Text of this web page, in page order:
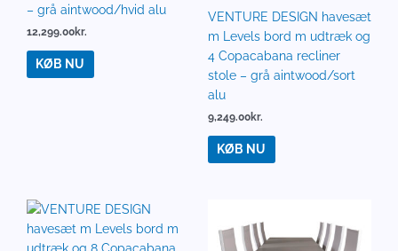
– grå aintwood/hvid alu
12,299.00kr.
KØB NU
VENTURE DESIGN havesæt
m Levels bord m udtræk og
4 Copacabana recliner
stole – grå aintwood/sort
alu
9,249.00kr.
KØB NU